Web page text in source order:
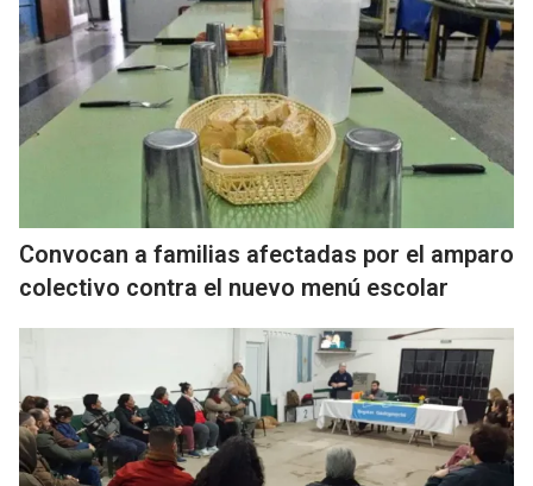
Convocan a familias afectadas por el amparo
colectivo contra el nuevo menú escolar